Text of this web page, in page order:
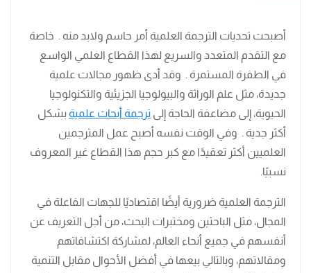
أصبحت تحديات الترجمة العلمية أمر حاسم ولابد منه . خاصة
مع التقدم المتعدد والسريع لهذا القطاع العلمي الواسع
في الطفرة المستمرة . وقد أدى ظهور مجالات علمية
جديدة، مثل علم الوراثة والبيولوجيا الجزيئية والتكنولوجيا
الحيوية، إلى مضاعفة الحاجة إلى ترجمة أبحاث علمية بشكل
أكثر جدية . وفي الوقت نفسه أصبح عمل المترجمين
العلميين أكثر تعقيدًا مع كبر حجم هذا القطاع غير المعروف
نسبيًا.
الترجمة العلمية ضرورية أيضًا اقتصاديًا للجهات الفاعلة في
المجال، مثل الباحثين ومختبرات البحث، من أجل التعريف عن
أنفسهم في جميع أنحاء العالم، لمشاركة اكتشافاتهم
ومقالاتهم، وبالتالي بيعها في أفضل الأحوال مقابل التنمية